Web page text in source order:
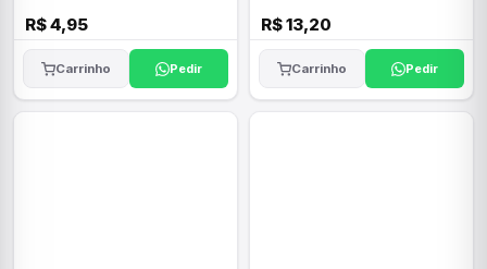
R$ 4,95
Carrinho Pedir
R$ 13,20
Carrinho Pedir